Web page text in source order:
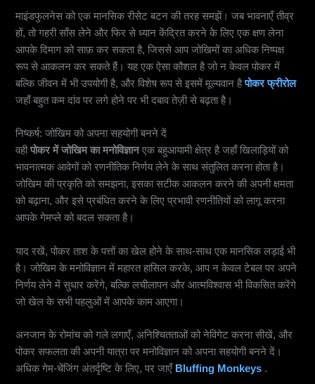
माइंडफुलनेस को एक मानसिक रीसेट बटन की तरह समझें। जब भावनाएँ तीव्र
हों, तो गहरी साँस लेने और फिर से ध्यान केंद्रित करने के लिए एक क्षण लेना
आपके दिमाग को साफ़ कर सकता है, जिससे आप जोखिमों का अधिक निष्पक्ष
रूप से आकलन कर सकते हैं। यह एक ऐसा कौशल है जो न केवल पोकर में
बल्कि जीवन में भी उपयोगी है, और विशेष रूप से इसमें मूल्यवान हैपोकर फ्रीरोल
जहाँ बहुत कम दांव पर लगे होने पर भी दबाव तेज़ी से बढ़ता है।
निष्कर्ष: जोखिम को अपना सहयोगी बनने दें
वहीपोकर में जोखिम का मनोविज्ञानएक बहुआयामी क्षेत्र है जहाँ खिलाड़ियों को
भावनात्मक आवेगों को रणनीतिक निर्णय लेने के साथ संतुलित करना होता है।
जोखिम की प्रकृति को समझना, इसका सटीक आकलन करने की अपनी क्षमता
को बढ़ाना, और इसे प्रबंधित करने के लिए प्रभावी रणनीतियों को लागू करना
आपके गेमप्ले को बदल सकता है।
याद रखें, पोकर ताश के पत्तों का खेल होने के साथ-साथ एक मानसिक लड़ाई भी
है। जोखिम के मनोविज्ञान में महारत हासिल करके, आप न केवल टेबल पर अपने
निर्णय लेने में सुधार करेंगे, बल्कि लचीलापन और आत्मविश्वास भी विकसित करेंगे
जो खेल के सभी पहलुओं में आपके काम आएगा।
अनजान के रोमांच को गले लगाएँ, अनिश्चितताओं को नेविगेट करना सीखें, और
पोकर सफलता की अपनी यात्रा पर मनोविज्ञान को अपना सहयोगी बनने दें।
अधिक गेम-चेंजिंग अंतर्दृष्टि के लिए, पर जाएँ Bluffing Monkeys .